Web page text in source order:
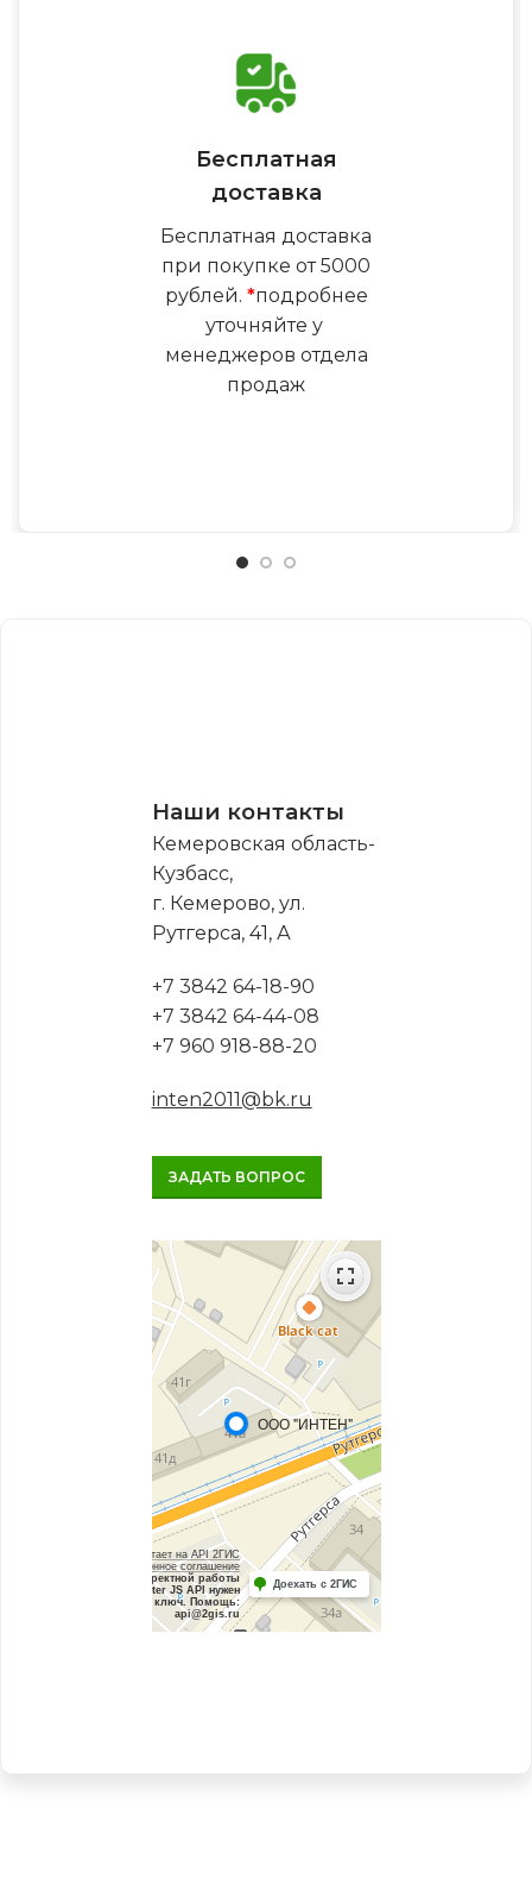
Бесплатная
доставка
Бесплатная доставка
при покупке от 5000
рублей. *подробнее
уточняйте у
менеджеров отдела
продаж
Наши контакты
Кемеровская область-
Кузбасс,
г. Кемерово, ул.
Рутгерса, 41, А
+7 3842 64-18-90
+7 3842 64-44-08
+7 960 918-88-20
inten2011@bk.ru
ЗАДАТЬ ВОПРОС